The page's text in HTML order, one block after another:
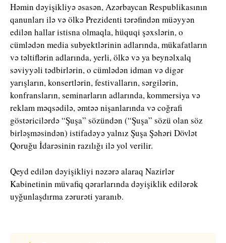
Həmin dəyişikliyə əsasən, Azərbaycan Respublikasının
qanunları ilə və ölkə Prezidenti tərəfindən müəyyən
edilən hallar istisna olmaqla, hüquqi şəxslərin, o
cümlədən media subyektlərinin adlarında, mükafatların
və təltiflərin adlarında, yerli, ölkə və ya beynəlxalq
səviyyəli tədbirlərin, o cümlədən idman və digər
yarışların, konsertlərin, festivalların, sərgilərin,
konfransların, seminarların adlarında, kommersiya və
reklam məqsədilə, əmtəə nişanlarında və coğrafi
göstəricilərdə “Şuşa” sözündən (“Şuşa” sözü olan söz
birləşməsindən) istifadəyə yalnız Şuşa Şəhəri Dövlət
Qoruğu İdarəsinin razılığı ilə yol verilir.
Qeyd edilən dəyişikliyi nəzərə alaraq Nazirlər
Kabinetinin müvafiq qərarlarında dəyişiklik edilərək
uyğunlaşdırma zərurəti yaranıb.